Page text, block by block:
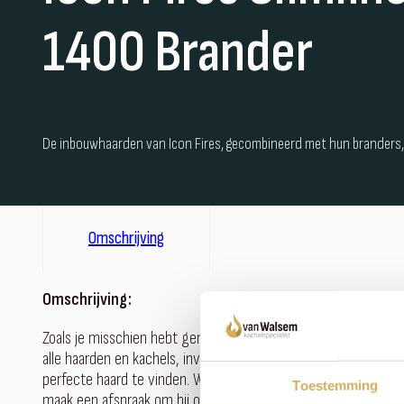
Toestemming
1400 Brander
De inbouwhaarden van Icon Fires, gecombineerd met hun
Omschrijving
Omschrijving:
Zoals je misschien hebt gemerkt, hebben we een uitgebreid
alle haarden en kachels, investeren wij liever in persoonlijk
perfecte haard te vinden. Wil je meer weten over dit product